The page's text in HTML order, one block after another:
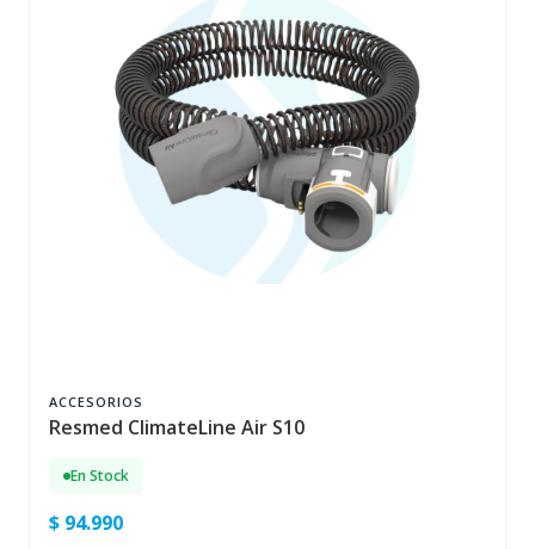
ACCESORIOS
Resmed ClimateLine Air S10
En Stock
$ 94.990